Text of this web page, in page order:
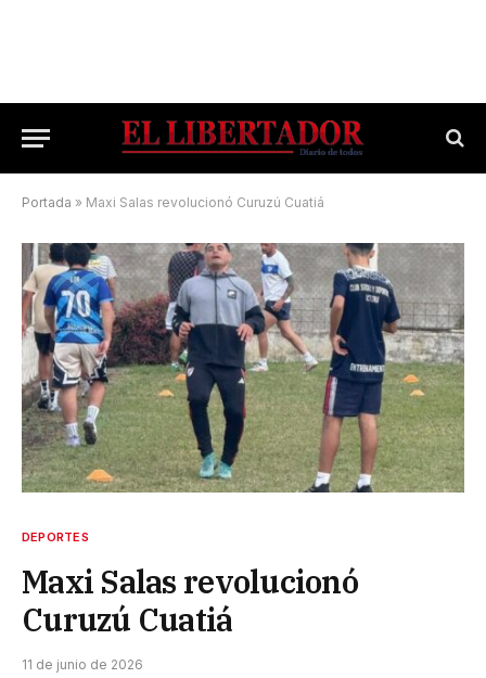
Portada » Maxi Salas revolucionó Curuzú Cuatiá
DEPORTES
Maxi Salas revolucionó
Curuzú Cuatiá
11 de junio de 2026